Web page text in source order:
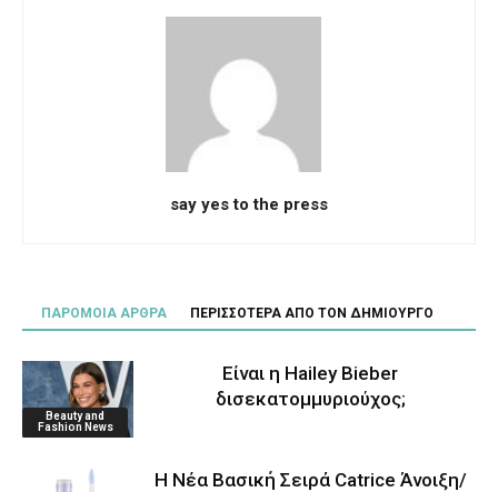
say yes to the press
ΠΑΡΟΜΟΙΑ ΑΡΘΡΑ ΠΕΡΙΣΣΟΤΕΡΑ ΑΠΟ ΤΟΝ ΔΗΜΙΟΥΡΓΟ
Beauty and
Fashion News
Είναι η Hailey Bieber
δισεκατομμυριούχος;
Η Νέα Βασική Σειρά Catrice Άνοιξη/